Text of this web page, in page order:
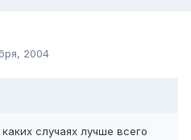
2004
случаях лучше всего